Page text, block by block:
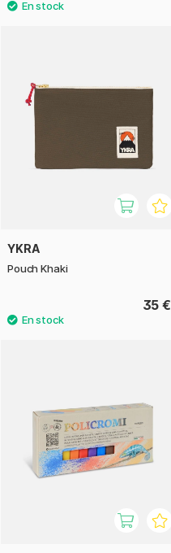
YKRA
Pouch Khaki
35 €